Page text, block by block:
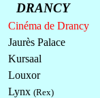
DRANCY
Cinéma de Drancy
Jaurès Palace
Kursaal
Louxor
Lynx (Rex)